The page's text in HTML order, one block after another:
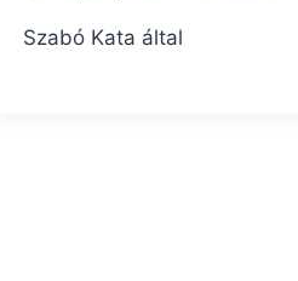
Szabó Kata által